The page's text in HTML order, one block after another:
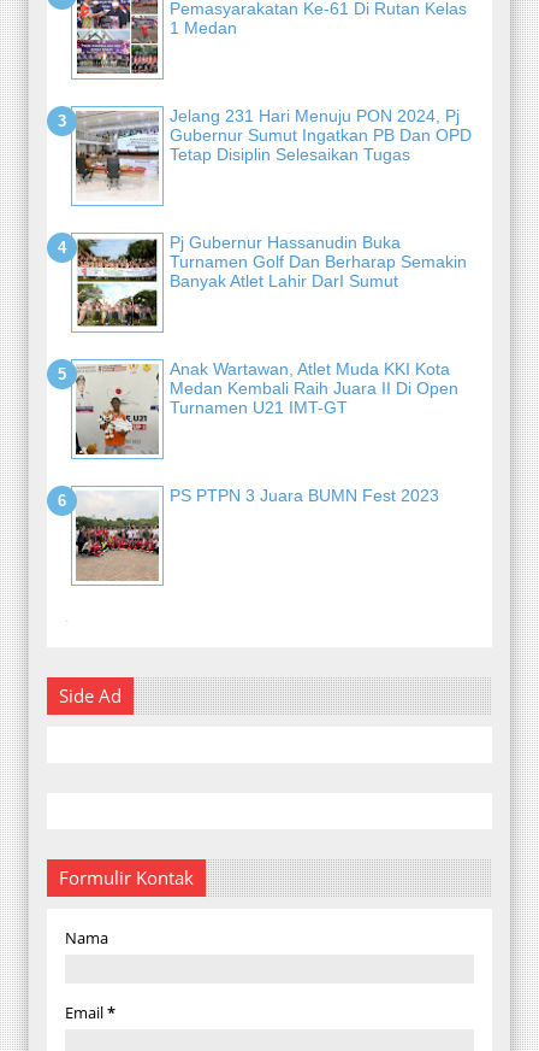
Pemasyarakatan Ke-61 Di Rutan Kelas
1 Medan
Jelang 231 Hari Menuju PON 2024, Pj
Gubernur Sumut Ingatkan PB Dan OPD
Tetap Disiplin Selesaikan Tugas
Pj Gubernur Hassanudin Buka
Turnamen Golf Dan Berharap Semakin
Banyak Atlet Lahir DarI Sumut
Anak Wartawan, Atlet Muda KKI Kota
Medan Kembali Raih Juara II Di Open
Turnamen U21 IMT-GT
PS PTPN 3 Juara BUMN Fest 2023
-
Side Ad
Formulir Kontak
Nama
Email*